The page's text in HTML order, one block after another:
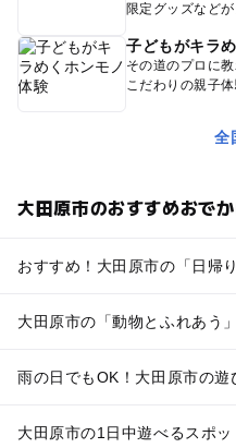
限定グッズなどが
子どもがキラ
その道のプロに
こだわりの親子
全
大田原市のおすすめおで
おすすめ！大田原市の「日帰
大田原市の「動物とふれあう
雨の日でもOK！大田原市の遊
大田原市の1日中遊べるスポッ